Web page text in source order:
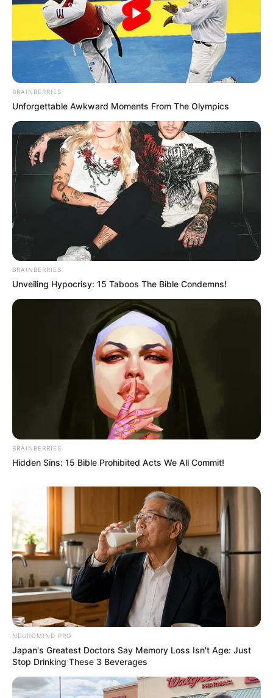
BRAINBERRIES
Unforgettable Awkward Moments From The Olympics
BRAINBERRIES
Unveiling Hypocrisy: 15 Taboos The Bible Condemns!
BRAINBERRIES
Hidden Sins: 15 Bible Prohibited Acts We All Commit!
NEUROMIND PRO
Japan's Greatest Doctors Say Memory Loss Isn't Age: Just
Stop Drinking These 3 Beverages